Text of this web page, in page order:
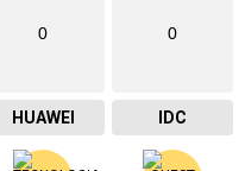
0
HUAWEI
0
IDC